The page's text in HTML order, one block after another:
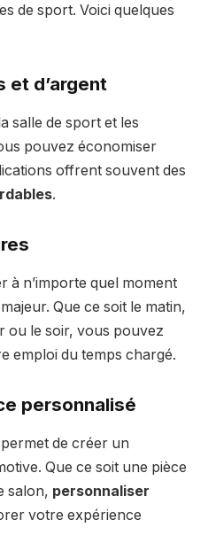
de sport. Voici quelques
et d’argent
salle de sport et les
pouvez économiser
offrent souvent des
.
à n’importe quel moment
Que ce soit le matin,
ou le soir, vous pouvez
emploi du temps chargé.
personnalisé
de créer un
Que ce soit une pièce
salon, personnaliser
votre expérience